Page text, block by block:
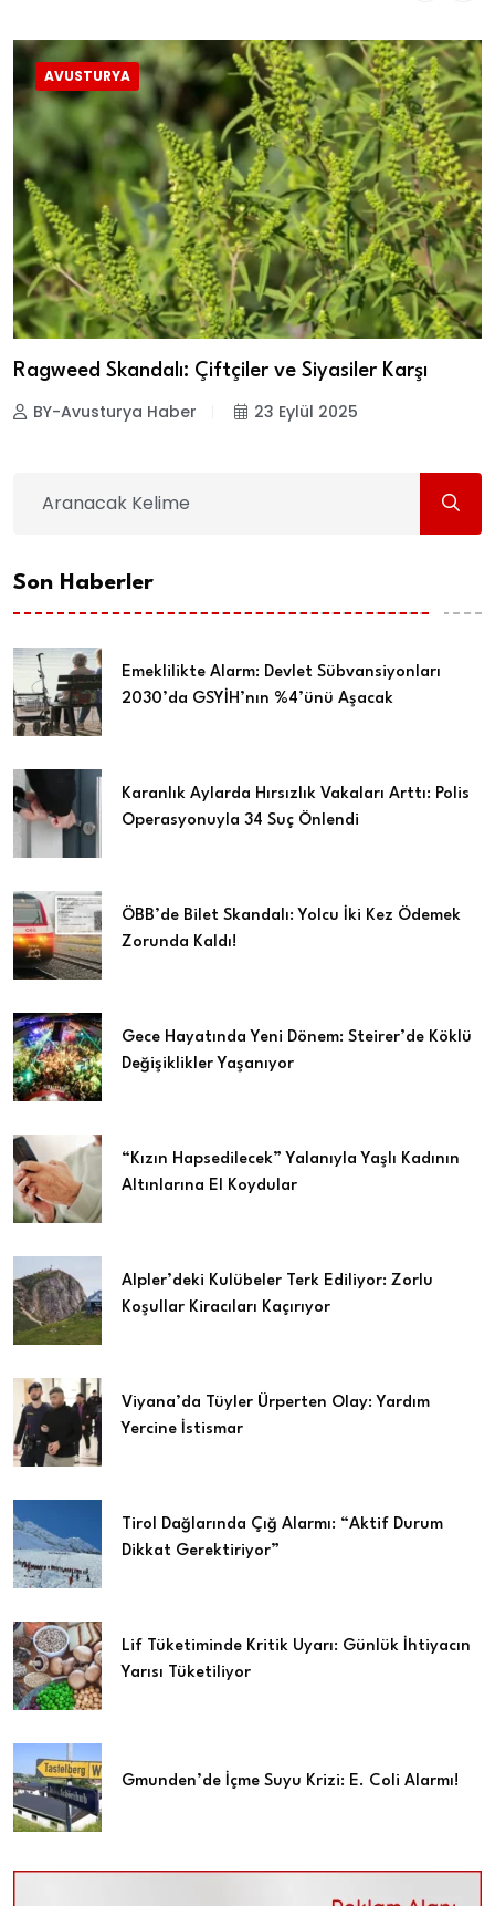
AVUSTURYA
Ragweed Skandalı: Çiftçiler ve Siyasiler Karşı
BY-Avusturya Haber 23 Eylül 2025
Son Haberler
Emeklilikte Alarm: Devlet Sübvansiyonları
2030’da GSYİH’nın %4’ünü Aşacak
Karanlık Aylarda Hırsızlık Vakaları Arttı: Polis
Operasyonuyla 34 Suç Önlendi
ÖBB’de Bilet Skandalı: Yolcu İki Kez Ödemek
Zorunda Kaldı!
Gece Hayatında Yeni Dönem: Steirer’de Köklü
Değişiklikler Yaşanıyor
“Kızın Hapsedilecek” Yalanıyla Yaşlı Kadının
Altınlarına El Koydular
Alpler’deki Kulübeler Terk Ediliyor: Zorlu
Koşullar Kiracıları Kaçırıyor
Viyana’da Tüyler Ürperten Olay: Yardım
Yercine İstismar
Tirol Dağlarında Çığ Alarmı: “Aktif Durum
Dikkat Gerektiriyor”
Lif Tüketiminde Kritik Uyarı: Günlük İhtiyacın
Yarısı Tüketiliyor
Gmunden’de İçme Suyu Krizi: E. Coli Alarmı!